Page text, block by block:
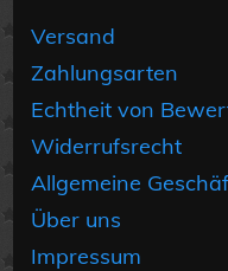
Versand
Zahlungsarten
Echtheit von
Widerrufsrecht
Allgemeine
Über uns
Impressum